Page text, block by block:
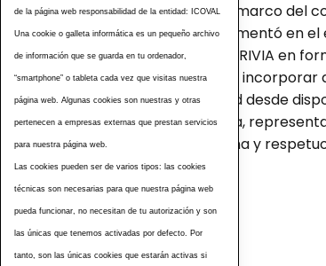
Por otra parte ,en el marco del
septiembre se implementó en el
animal registrado en RIVIA en
también la opción de incorporar
acceso y portabilidad desde
documentación física,
responsable, moderna y
Etiquetas
de la página web responsabilidad de la entidad: ICOVAL
Una cookie o galleta informática es un pequeño archivo
de información que se guarda en tu ordenador,
“smartphone” o tableta cada vez que visitas nuestra
página web. Algunas cookies son nuestras y otras
pertenecen a empresas externas que prestan servicios
para nuestra página web.
Las cookies pueden ser de varios tipos: las cookies
técnicas son necesarias para que nuestra página web
pueda funcionar, no necesitan de tu autorización y son
las únicas que tenemos activadas por defecto. Por
tanto, son las únicas cookies que estarán activas si